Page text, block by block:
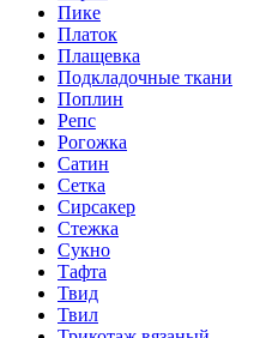
Пике
Платок
Плащевка
Подкладочные ткани
Поплин
Репс
Рогожка
Сатин
Сетка
Сирсакер
Стежка
Сукно
Тафта
Твид
Твил